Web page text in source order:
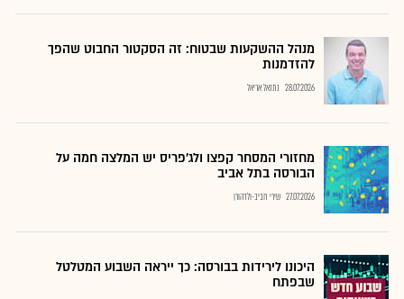
מנהל ההשקעות שבטוח: זה הסקטור החבוט שהפך
להזדמנות
28.07.2026 נתנאל אריאל
מחזורי המסחר קפצו ולג'פריס יש המלצה חמה על
הבורסה בתל אביב
27.07.2026 שירי חביב-ולדהורן
היכונו לירידות בבורסה: כך ייראה השבוע המטלטל
שבפתח